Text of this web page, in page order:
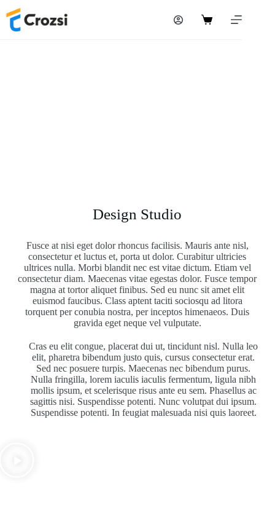
Design Studio
Fusce at nisi eget dolor rhoncus facilisis. Mauris ante nisl,
consectetur et luctus et, porta ut dolor. Curabitur ultricies
ultrices nulla. Morbi blandit nec est vitae dictum. Etiam vel
consectetur diam. Maecenas vitae egestas dolor. Fusce tempor
magna at tortor aliquet finibus. Sed eu nunc sit amet elit
euismod faucibus. Class aptent taciti sociosqu ad litora
torquent per conubia nostra, per inceptos himenaeos. Duis
gravida eget neque vel vulputate.
Cras eu elit congue, placerat dui ut, tincidunt nisl. Nulla leo
elit, pharetra bibendum justo quis, cursus consectetur erat.
Sed nec posuere turpis. Maecenas nec bibendum purus.
Nulla fringilla, lorem iaculis iaculis fermentum, ligula nibh
mollis ipsum, et scelerisque risus ante eu sem. Phasellus ac
sagittis nisi. Suspendisse potenti. Nunc volutpat dui ipsum.
Suspendisse potenti. In feugiat malesuada nisi quis laoreet.